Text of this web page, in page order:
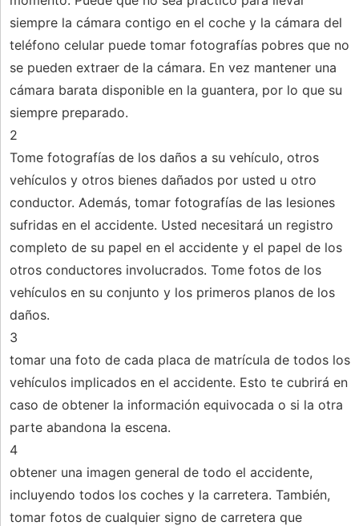
siempre la cámara contigo en el coche y la cámara del
teléfono celular puede tomar fotografías pobres que no
se pueden extraer de la cámara. En vez mantener una
cámara barata disponible en la guantera, por lo que su
siempre preparado.
2
Tome fotografías de los daños a su vehículo, otros
vehículos y otros bienes dañados por usted u otro
conductor. Además, tomar fotografías de las lesiones
sufridas en el accidente. Usted necesitará un registro
completo de su papel en el accidente y el papel de los
otros conductores involucrados. Tome fotos de los
vehículos en su conjunto y los primeros planos de los
daños.
3
tomar una foto de cada placa de matrícula de todos los
vehículos implicados en el accidente. Esto te cubrirá en
caso de obtener la información equivocada o si la otra
parte abandona la escena.
4
obtener una imagen general de todo el accidente,
incluyendo todos los coches y la carretera. También,
tomar fotos de cualquier signo de carretera que